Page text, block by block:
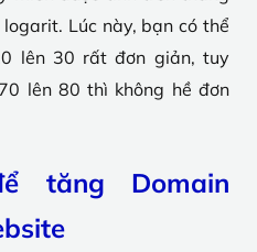
Lúc này, bạn có thể
lên 30 rất đơn giản, tuy
lên 80 thì không hề đơn
tăng Domain